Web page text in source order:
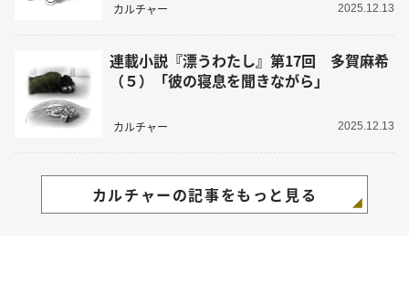
カルチャー 2025.12.13
連載小説『漂うわたし』第17回 多賀麻希
（５）「彼の寝息を聞きながら」
カルチャー 2025.12.13
カルチャーの記事をもっと見る